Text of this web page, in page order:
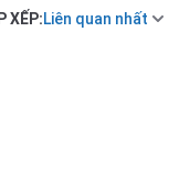
XẾP:Liên quan nhất